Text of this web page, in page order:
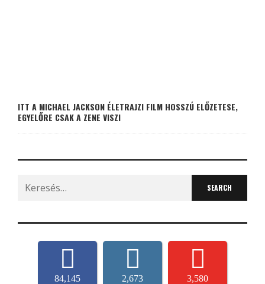
ITT A MICHAEL JACKSON ÉLETRAJZI FILM HOSSZÚ ELŐZETESE,
EGYELŐRE CSAK A ZENE VISZI
Search
for:
84,145 2,673 3,580